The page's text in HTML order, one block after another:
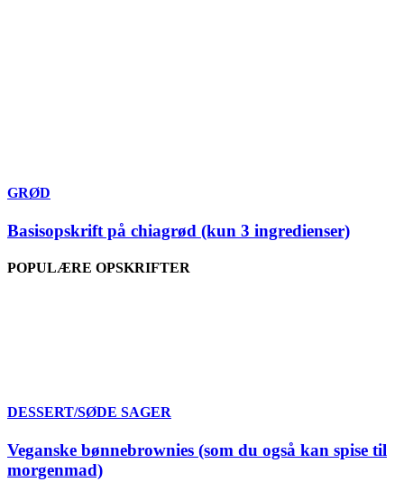
GRØD
Basisopskrift på chiagrød (kun 3 ingredienser)
POPULÆRE OPSKRIFTER
DESSERT/SØDE SAGER
Veganske bønnebrownies (som du også kan spise til
morgenmad)